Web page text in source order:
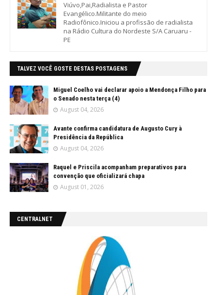
Viúvo,Pai,Radialista e Pastor
Evangélico.Militante do meio
Radiofônico.Iniciou a profissão de radialista
na Rádio Cultura do Nordeste S/A Caruaru -
PE
TALVEZ VOCÊ GOSTE DESTAS POSTAGENS
Miguel Coelho vai declarar apoio a Mendonça Filho para
o Senado nesta terça (4)
August 04, 2026
Avante confirma candidatura de Augusto Cury à
Presidência da República
August 04, 2026
Raquel e Priscila acompanham preparativos para
convenção que oficializará chapa
August 01, 2026
CENTRALNET